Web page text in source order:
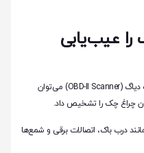
عیب‌یابی
با استفاده از دستگاه دیاگ (OBD-II Scanner) می‌توان
چراغ چک را تشخیص داد.
مانند درب باک، اتصالات برقی و شمع‌ها